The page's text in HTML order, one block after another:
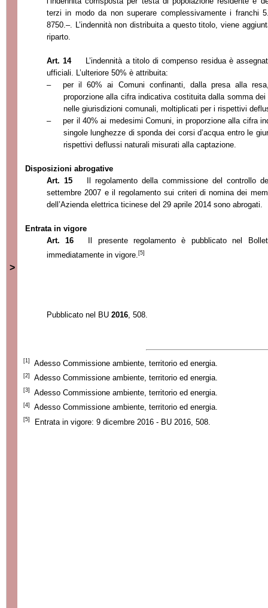
>
terzi in modo da non superare complessivamente i franchi
8750.–. L’indennità non distribuita a questo titolo, viene
riparto.
Art. 14
L’indennità a titolo di compenso residua è
ufficiali. L’ulteriore 50% è attribuita:
–
per il 60% ai Comuni confinanti, dalla presa alla
proporzione alla cifra indicativa costituita dalla somma
nelle giurisdizioni comunali, moltiplicati per i rispettivi
–
per il 40% ai medesimi Comuni, in proporzione alla cifra
singole lunghezze di sponda dei corsi d’acqua entro le
rispettivi deflussi naturali misurati alla captazione.
Disposizioni abrogative
Art. 15
Il regolamento della commissione del controllo
settembre 2007 e il regolamento sui criteri di nomina dei
dell’Azienda elettrica ticinese del 29 aprile 2014 sono abrogati.
Entrata in vigore
Art. 16
Il presente regolamento è pubblicato nel
immediatamente in vigore. [5]
Pubblicato nel BU 2016, 508.
[1] Adesso Commissione ambiente, territorio ed energia.
[2] Adesso Commissione ambiente, territorio ed energia.
[3] Adesso Commissione ambiente, territorio ed energia.
[4] Adesso Commissione ambiente, territorio ed energia.
[5] Entrata in vigore: 9 dicembre 2016 - BU 2016, 508.